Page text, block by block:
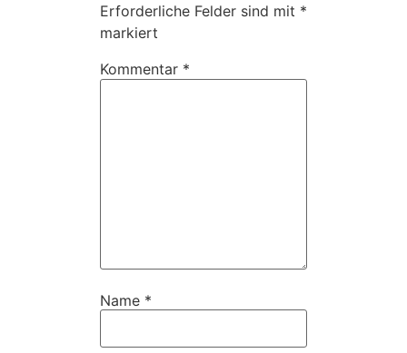
Erforderliche Felder sind mit *
markiert
Kommentar *
Name *